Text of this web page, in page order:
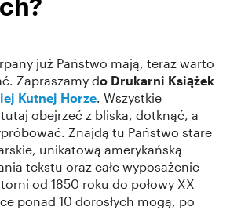
już Państwo mają, teraz warto
Zapraszamy do Drukarni Książek
Kutnej Horze. Wszystkie
obejrzeć z bliska, dotknąć, a
Znajdą tu Państwo stare
unikatową amerykańską
tekstu oraz całe wyposażenie
od 1850 roku do połowy XX
ponad 10 dorosłych mogą, po